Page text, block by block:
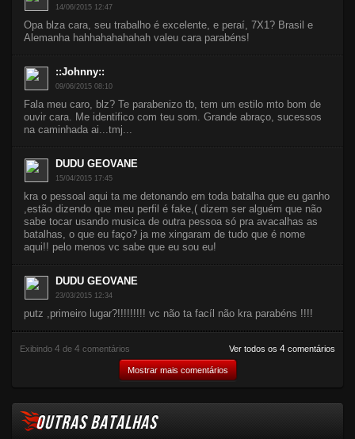
14/06/2015 12:47
Opa blza cara, seu trabalho é excelente, e peraí, 7X1? Brasil e
Alemanha hahhahahahahah valeu cara parabéns!
::Johnny::
09/06/2015 08:10
Fala meu caro, blz? Te parabenizo tb, tem um estilo mto bom de
ouvir cara. Me identifico com teu som. Grande abraço, sucessos
na caminhada ai...tmj...
DUDU GEOVANE
15/04/2015 17:45
kra o pessoal aqui ta me detonando em toda batalha que eu ganho
,estão dizendo que meu perfil é fake,( dizem ser alguém que não
sabe tocar usando musica de outra pessoa só pra avacalhas as
batalhas, o que eu faço? ja me xingaram de tudo que é nome
aqui!! pelo menos vc sabe que eu sou eu!
DUDU GEOVANE
23/03/2015 12:34
putz ,primeiro lugar?!!!!!!!!! vc não ta facíl não kra parabéns !!!!
Exibindo 4 de 4 comentários
Mostrar mais comentários
Ver todos os 4 comentários
OUTRAS BATALHAS